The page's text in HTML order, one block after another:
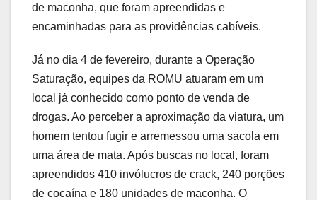
de maconha, que foram apreendidas e
encaminhadas para as providências cabíveis.
Já no dia 4 de fevereiro, durante a Operação
Saturação, equipes da ROMU atuaram em um
local já conhecido como ponto de venda de
drogas. Ao perceber a aproximação da viatura, um
homem tentou fugir e arremessou uma sacola em
uma área de mata. Após buscas no local, foram
apreendidos 410 invólucros de crack, 240 porções
de cocaína e 180 unidades de maconha. O